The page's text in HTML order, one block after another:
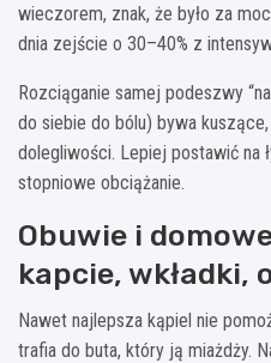
wieczorem, znak, że było za
dnia zejście o 30–40% z
Rozciąganie samej podeszwy
do siebie do bólu) bywa
dolegliwości. Lepiej postawić na
stopniowe obciążanie.
Obuwie i
kapcie, wkładki,
Nawet najlepsza kąpiel nie
trafia do buta, który ją miażdży.